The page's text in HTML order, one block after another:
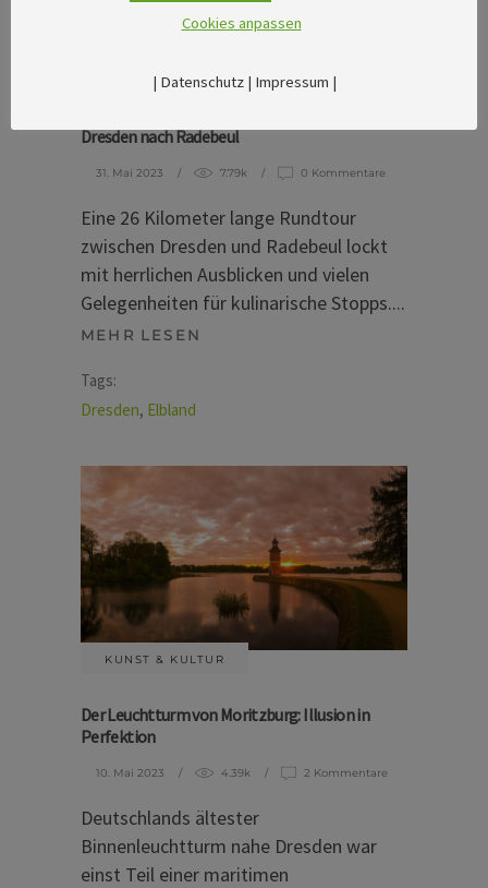
Dresden nach Radebeul
31. Mai 2023 7.79k 0 Kommentare
Eine 26 Kilometer lange Rundtour
zwischen Dresden und Radebeul lockt
mit herrlichen Ausblicken und vielen
Gelegenheiten für kulinarische Stopps.
MEHR LESEN
Tags:
Dresden, Elbland
KUNST & KULTUR
Der Leuchtturm von Moritzburg: Illusion in
Perfektion
10. Mai 2023 4.39k 2 Kommentare
Deutschlands ältester
Binnenleuchtturm nahe Dresden war
einst Teil einer maritimen
Cookies anpassen
| Datenschutz| Impressum |